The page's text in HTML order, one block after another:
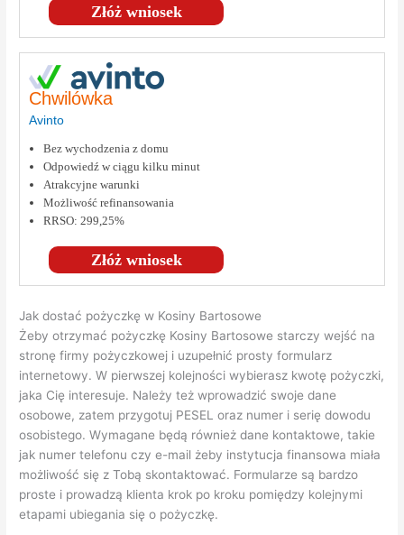
Złóż wniosek
Chwilówka
Avinto
Złóż wniosek
Bez wychodzenia z domu
Odpowiedź w ciągu kilku minut
Atrakcyjne warunki
Możliwość refinansowania
RRSO: 299,25%
Jak dostać pożyczkę w Kosiny Bartosowe
Żeby otrzymać pożyczkę Kosiny Bartosowe starczy wejść na
stronę firmy pożyczkowej i uzupełnić prosty formularz
internetowy. W pierwszej kolejności wybierasz kwotę pożyczki,
jaka Cię interesuje. Należy też wprowadzić swoje dane
osobowe, zatem przygotuj PESEL oraz numer i serię dowodu
osobistego. Wymagane będą również dane kontaktowe, takie
jak numer telefonu czy e-mail żeby instytucja finansowa miała
możliwość się z Tobą skontaktować. Formularze są bardzo
proste i prowadzą klienta krok po kroku pomiędzy kolejnymi
etapami ubiegania się o pożyczkę.